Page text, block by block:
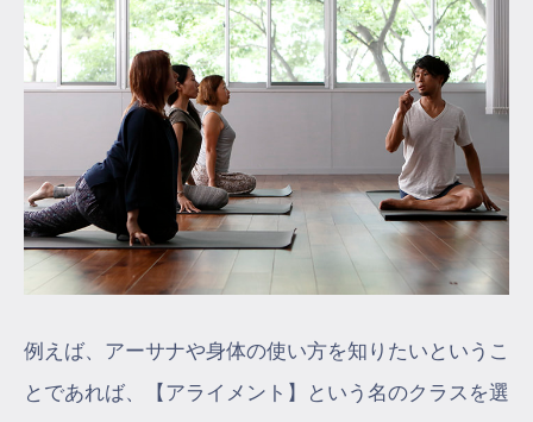
例えば、アーサナや身体の使い方を知りたいというこ
とであれば、【アライメント】という名のクラスを選